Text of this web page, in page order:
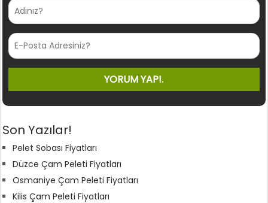
Son Yazılar!
Pelet Sobası Fiyatları
Düzce Çam Peleti Fiyatları
Osmaniye Çam Peleti Fiyatları
Kilis Çam Peleti Fiyatları